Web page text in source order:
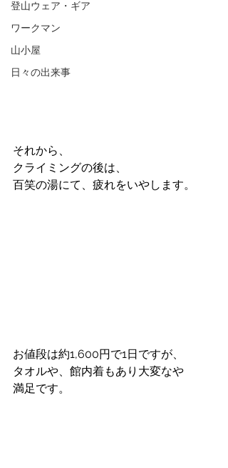
登山ウェア・ギア
ワークマン
山小屋
日々の出来事
それから、
クライミングの後は、
百笑の湯にて、疲れをいやします。
お値段は約1,600円で1日ですが、
タオルや、館内着もあり大変なや
満足です。